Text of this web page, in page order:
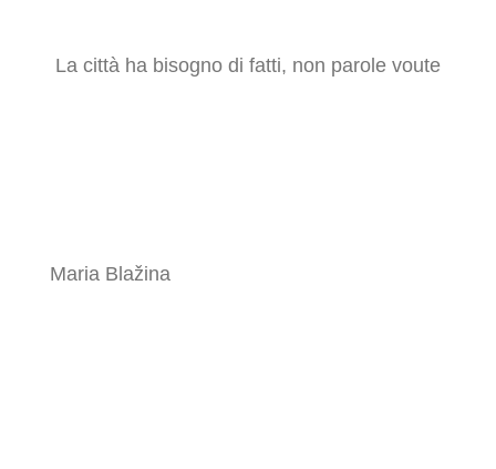
La città ha bisogno di fatti, non parole voute
Maria Blažina